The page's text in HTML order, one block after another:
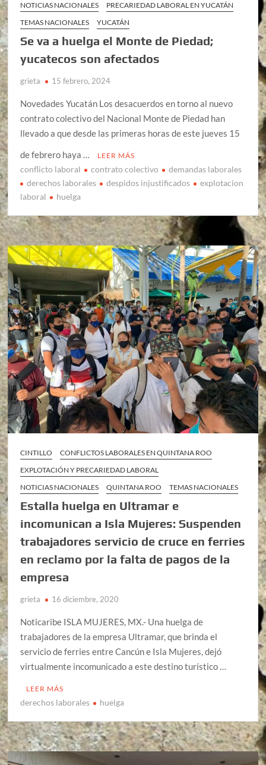
NOTICIAS NACIONALES
PRECARIEDAD LABORAL EN YUCATÁN
TEMAS NACIONALES
YUCATÁN
Se va a huelga el Monte de Piedad;
yucatecos son afectados
grieta 15 febrero, 2024
Novedades Yucatán Los desacuerdos en torno al nuevo
contrato colectivo del Nacional Monte de Piedad han
llevado a que desde las primeras horas de este jueves 15
de febrero haya …
LEER MÁS
conflicto laboral contrato colectivo
demandas laborales
derechos laborales
despidos injustificados
explotacion
laboral
huelga
CINTILLO
CONFLICTOS LABORALES EN QUINTANA ROO
EXPLOTACIÓN Y PRECARIEDAD LABORAL
NOTICIAS NACIONALES
QUINTANA ROO TEMAS NACIONALES
Estalla huelga en Ultramar e
incomunican a Isla Mujeres: Suspenden
trabajadores servicio de cruce en ferries
en reclamo por la falta de pagos de la
empresa
grieta 16 diciembre, 2020
Noticaribe ISLA MUJERES, MX.- Una huelga de
trabajadores de la empresa Ultramar, que brinda el
servicio de ferries entre Cancún e Isla Mujeres, dejó
virtualmente incomunicado a este destino turístico …
LEER MÁS
derechos laborales huelga